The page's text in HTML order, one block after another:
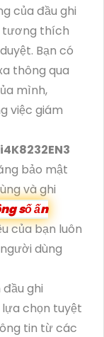
của đầu ghi
tương thích
Bạn có
thông qua
mình,
việc giám
bảo mật
và ghi
số ấn
của bạn luôn
dùng
ghi
chọn tuyệt
tin từ các